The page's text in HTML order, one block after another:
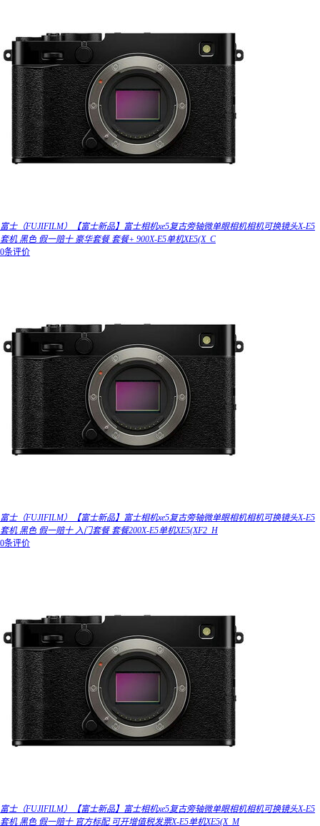
富士（FUJIFILM）【富士新品】富士相机xe5复古旁轴微单眼相机相机可换镜头X-E5
套机 黑色 假一赔十 豪华套餐 套餐+ 900X-E5单机XE5(X_C
0条评价
富士（FUJIFILM）【富士新品】富士相机xe5复古旁轴微单眼相机相机可换镜头X-E5
套机 黑色 假一赔十 入门套餐 套餐200X-E5单机XE5(XF2_H
0条评价
富士（FUJIFILM）【富士新品】富士相机xe5复古旁轴微单眼相机相机可换镜头X-E5
套机 黑色 假一赔十 官方标配 可开增值税发票X-E5单机XE5(X_M